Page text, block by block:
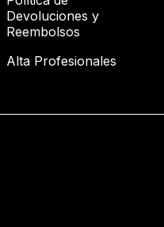
Devoluciones y
Reembolsos
Alta Profesionales